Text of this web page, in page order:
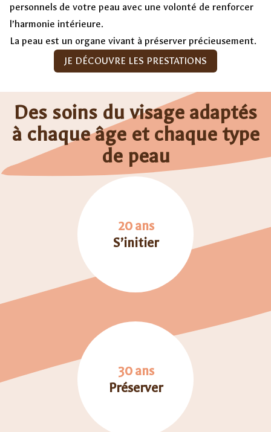
personnels de votre peau avec une volonté de renforcer
l’harmonie intérieure.
La peau est un organe vivant à préserver précieusement.
JE DÉCOUVRE LES PRESTATIONS
Des soins du visage adaptés
à chaque âge et chaque type
de peau
20 ans
S’initier
30 ans
Préserver